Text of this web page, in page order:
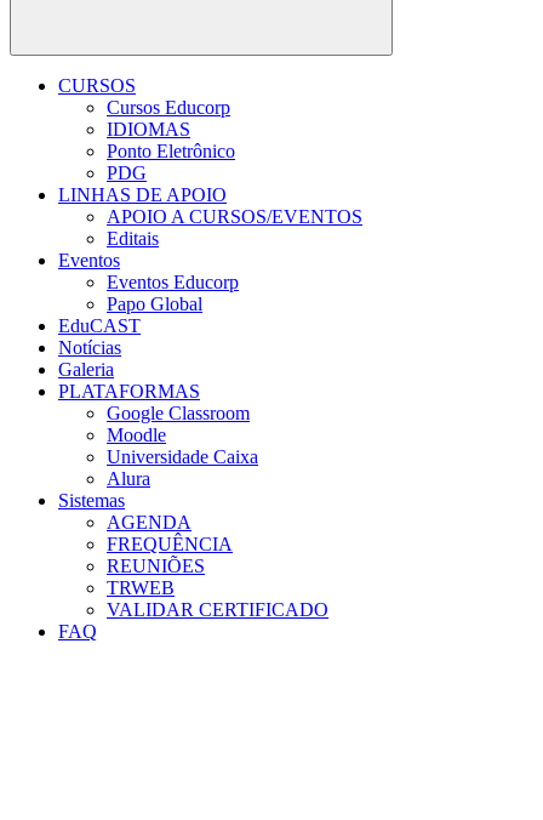
Buscar
CURSOS
Cursos Educorp
IDIOMAS
Ponto Eletrônico
PDG
LINHAS DE APOIO
APOIO A CURSOS/EVENTOS
Editais
Eventos
Eventos Educorp
Papo Global
EduCAST
Notícias
Galeria
PLATAFORMAS
Google Classroom
Moodle
Universidade Caixa
Alura
Sistemas
AGENDA
FREQUÊNCIA
REUNIÕES
TRWEB
VALIDAR CERTIFICADO
FAQ